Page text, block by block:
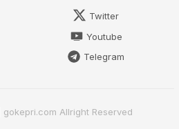
Twitter
Youtube
Telegram
Allright Reserved